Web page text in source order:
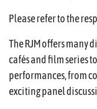
Please refer to the
The RJM offers many
cafés and film series
performances, from
exciting panel